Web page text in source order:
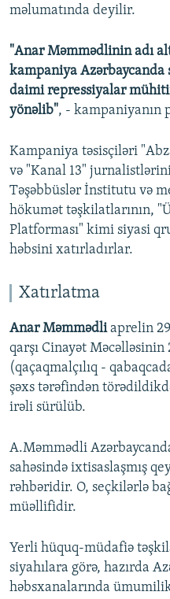
məlumatında deyilir.
"Anar Məmmədlinin adı
kampaniya Azərbaycanda
daimi repressiyalar
yönəlib", -
Kampaniya təsisçiləri
və "Kanal 13"
Təşəbbüslər İnstitutu və
hökumət təşkilatlarının,
Platforması" kimi siyasi
həbsini xatırladırlar.
Xatırlatma
Anar Məmmədliaprelin
qarşı Cinayət Məcəlləsinin
(qaçaqmalçılıq -
şəxs tərəfindən
irəli sürülüb.
A.Məmmədli
sahəsində ixtisaslaşmış
rəhbəridir. O, seçkilərlə
müəllifidir.
Yerli hüquq-müdafiə
siyahılara görə, hazırda
həbsxanalarında